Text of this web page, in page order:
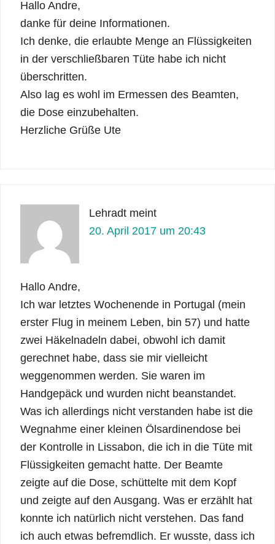
Hallo Andre,
danke für deine Informationen.
Ich denke, die erlaubte Menge an Flüssigkeiten
in der verschließbaren Tüte habe ich nicht
überschritten.
Also lag es wohl im Ermessen des Beamten,
die Dose einzubehalten.
Herzliche Grüße Ute
Lehradt meint
20. April 2017 um 20:43
Hallo Andre,
Ich war letztes Wochenende in Portugal (mein
erster Flug in meinem Leben, bin 57) und hatte
zwei Häkelnadeln dabei, obwohl ich damit
gerechnet habe, dass sie mir vielleicht
weggenommen werden. Sie waren im
Handgepäck und wurden nicht beanstandet.
Was ich allerdings nicht verstanden habe ist die
Wegnahme einer kleinen Ölsardinendose bei
der Kontrolle in Lissabon, die ich in die Tüte mit
Flüssigkeiten gemacht hatte. Der Beamte
zeigte auf die Dose, schüttelte mit dem Kopf
und zeigte auf den Ausgang. Was er erzählt hat
konnte ich natürlich nicht verstehen. Das fand
ich auch etwas befremdlich. Er wusste, dass ich